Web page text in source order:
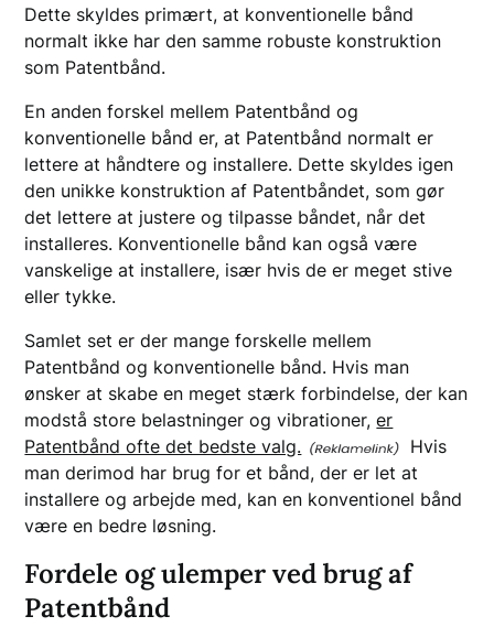
Dette skyldes primært, at konventionelle bånd
normalt ikke har den samme robuste konstruktion
som Patentbånd.
En anden forskel mellem Patentbånd og
konventionelle bånd er, at Patentbånd normalt er
lettere at håndtere og installere. Dette skyldes igen
den unikke konstruktion af Patentbåndet, som gør
det lettere at justere og tilpasse båndet, når det
installeres. Konventionelle bånd kan også være
vanskelige at installere, især hvis de er meget stive
eller tykke.
Samlet set er der mange forskelle mellem
Patentbånd og konventionelle bånd. Hvis man
ønsker at skabe en meget stærk forbindelse, der kan
modstå store belastninger og vibrationer,er
Patentbånd ofte det bedste valg.
Hvis
man derimod har brug for et bånd, der er let at
installere og arbejde med, kan en konventionel bånd
være en bedre løsning.
Fordele og ulemper ved brug af
Patentbånd